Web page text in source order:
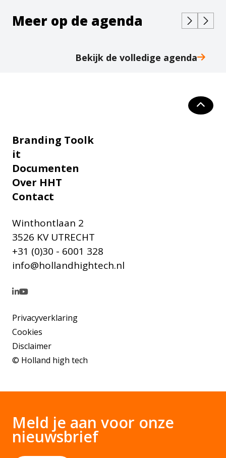
Meer op de agenda
Bekijk de volledige agenda
Branding Toolk
it
Documenten
Over HHT
Contact
Winthontlaan 2
3526 KV UTRECHT
+31 (0)30 - 6001 328
info@hollandhightech.nl
© Holland high tech
Privacyverklaring
Cookies
Disclaimer
Meld je aan voor onze
nieuwsbrief